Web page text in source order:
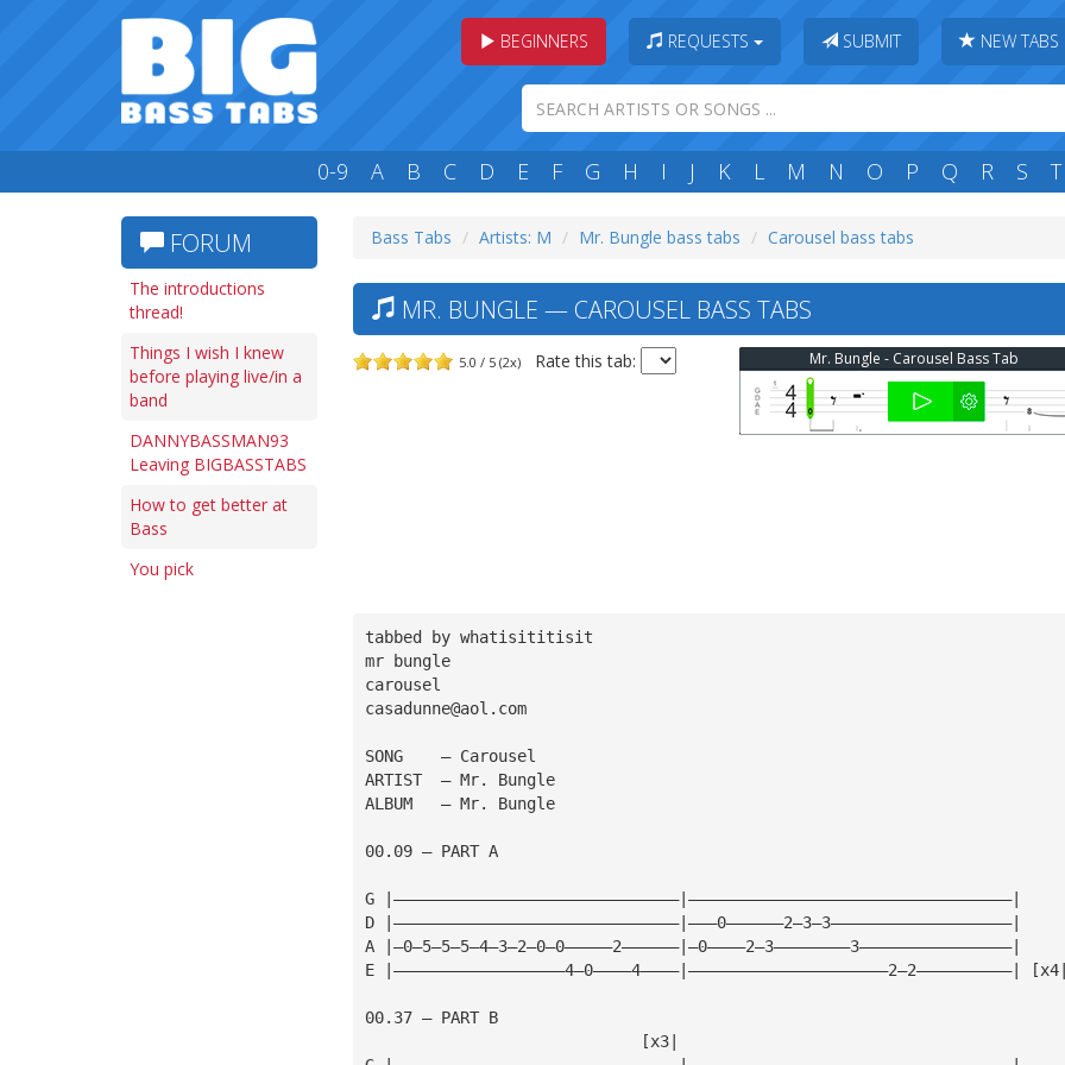
BEGINNERS REQUESTS SUBMIT NEW TABS
0-9 A B C D E F G H I J K L M N O P Q R S T
FORUM
The introductions
thread!
Things I wish I knew
before playing live/in a
band
DANNYBASSMAN93
Leaving BIGBASSTABS
How to get better at
Bass
You pick
Bass Tabs Artists: M Mr. Bungle bass tabs Carousel bass tabs
MR. BUNGLE — CAROUSEL BASS TABS
5.0 / 5 (2x) Rate this tab: Mr. Bungle - Carousel Bass Tab
tabbed by whatisititisit
mr bungle
carousel
casadunne@aol.com
SONG	— Carousel
ARTIST	— Mr. Bungle
ALBUM	— Mr. Bungle
00.09 — PART A
G |——————————————————————————————|——————————————————————————————————|
D |——————————————————————————————|———0——————2—3—3———————————————————|
A |—0—5—5—5—4—3—2—0—0—————2——————|—0————2—3————————3————————————————|
E |——————————————————4—0————4————|—————————————————————2—2——————————|
00.37 — PART B
			     [x3|